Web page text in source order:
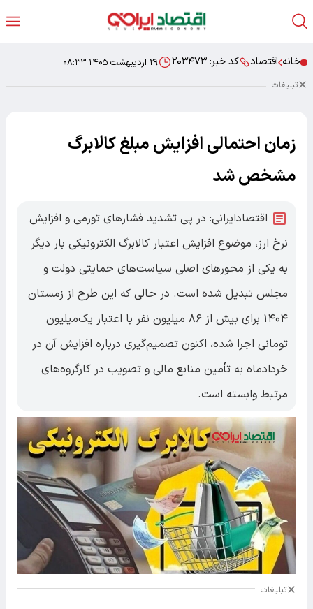
خانه اقتصاد کد خبر: ۲۰۳۴۷۳ ۲۹ اردیبهشت ۱۴۰۵ ۰۸:۳۳
تبلیغات
زمان احتمالی افزایش مبلغ کالابرگ
مشخص شد
اقتصادایرانی: در پی تشدید فشارهای تورمی و افزایش
نرخ ارز، موضوع افزایش اعتبار کالابرگ الکترونیکی بار دیگر
به یکی از محورهای اصلی سیاست‌های حمایتی دولت و
مجلس تبدیل شده است. در حالی که این طرح از زمستان
۱۴۰۴ برای بیش از ۸۶ میلیون نفر با اعتبار یک‌میلیون
تومانی اجرا شده، اکنون تصمیم‌گیری درباره افزایش آن در
خردادماه به تأمین منابع مالی و تصویب در کارگروه‌های
مرتبط وابسته است.
تبلیغات